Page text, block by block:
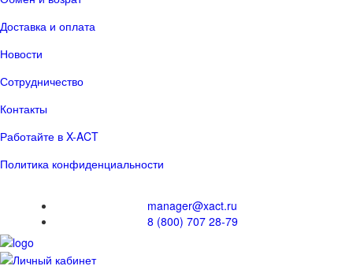
Доставка и оплата
Новости
Сотрудничество
Контакты
Работайте в X-ACT
Политика конфиденциальности
manager@xact.ru
8 (800) 707 28-79